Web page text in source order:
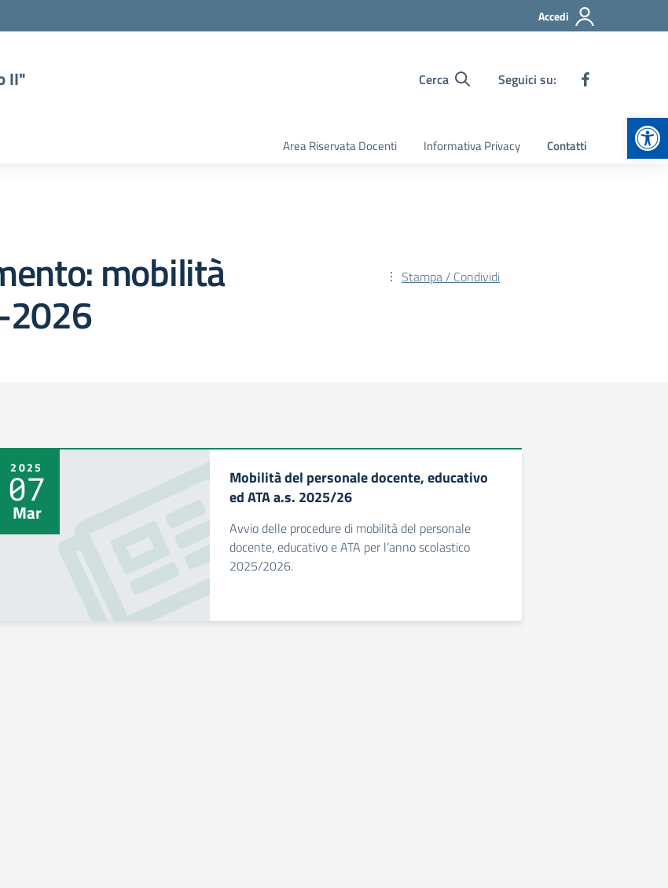
Accedi
II"
Cerca Seguici su:
Area Riservata Docenti Informativa Privacy Contatti
mobilità Stampa / Condividi
2025
07
Mar
Mobilità del personale docente, educativo
ed ATA a.s. 2025/26
Avvio delle procedure di mobilità del personale
docente, educativo e ATA per l’anno scolastico
2025/2026.